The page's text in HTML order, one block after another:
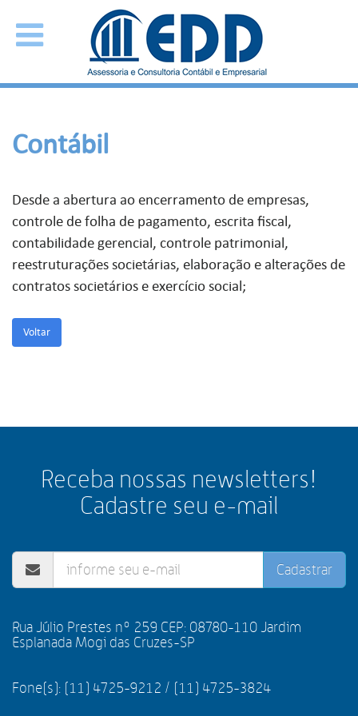
Contábil
Desde a abertura ao encerramento de empresas,
controle de folha de pagamento, escrita fiscal,
contabilidade gerencial, controle patrimonial,
reestruturações societárias, elaboração e alterações de
contratos societários e exercício social;
Voltar
Receba nossas newsletters!
Cadastre seu e-mail
Cadastrar
Rua Júlio Prestes nº 259 CEP: 08780-110 Jardim
Esplanada Mogi das Cruzes-SP
Fone(s): (11) 4725-9212 / (11) 4725-3824